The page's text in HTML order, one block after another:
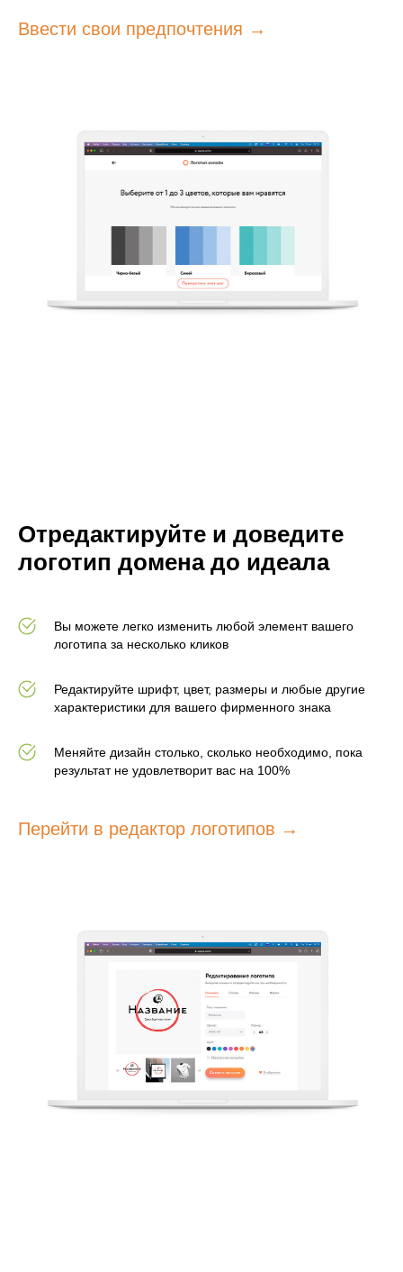
Ввести свои предпочтения
Отредактируйте и доведите
логотип домена до идеала
Вы можете легко изменить любой элемент вашего
логотипа за несколько кликов
Редактируйте шрифт, цвет, размеры и любые другие
характеристики для вашего фирменного знака
Меняйте дизайн столько, сколько необходимо, пока
результат не удовлетворит вас на 100%
Перейти в редактор логотипов